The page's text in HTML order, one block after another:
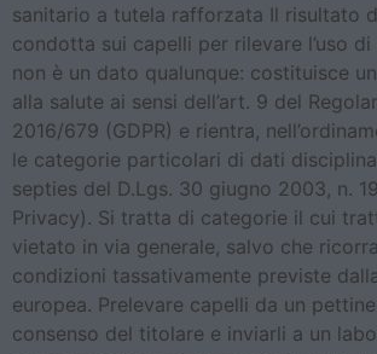
sanitario a tutela rafforzata Il risultato di
condotta sui capelli per rilevare l’uso
non è un dato qualunque: costituisce
alla salute ai sensi dell’art. 9 del
2016/679 (GDPR) e rientra,
le categorie particolari di dati
septies del D.Lgs. 30 giugno 2003, n.
Privacy). Si tratta di categorie il cui
vietato in via generale, salvo che
condizioni tassativamente previste
europea. Prelevare capelli da un
consenso del titolare e inviarli a un